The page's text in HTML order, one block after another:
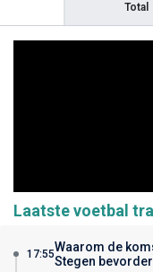
Total
Laatste voetbal
17:55Waarom de
Stegen